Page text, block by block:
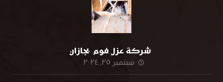
شركة عزل فوم بجازان
سبتمبر ٢٥, ٢٠٢٤